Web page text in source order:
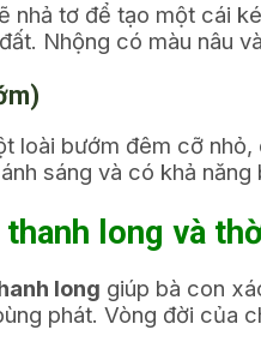
nhả tơ để tạo một cái
Nhộng có màu nâu
loài bướm đêm cỡ
sáng và có khả
long và
long giúp bà con
phát. Vòng đời